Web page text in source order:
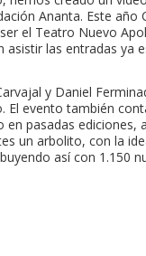
Ananta. Este año
el Teatro Nuevo
las entradas ya
y Daniel
El evento también
pasadas ediciones,
un arbolito, con la
así con 1.150